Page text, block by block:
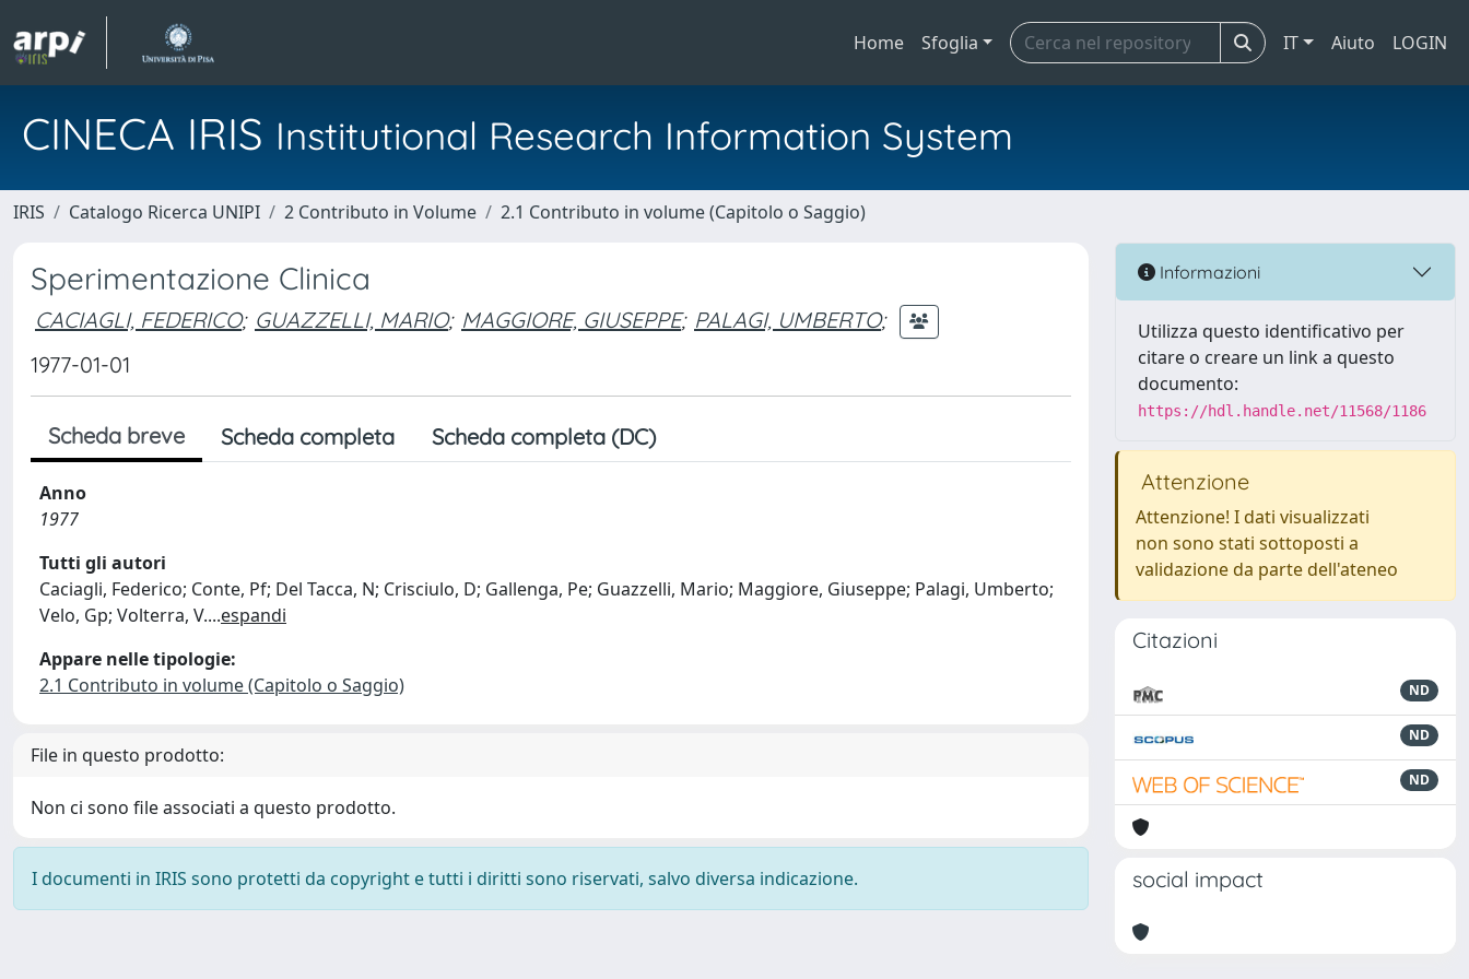
Home Sfoglia IT Aiuto LOGIN
CINECA IRIS Institutional Research Information System
IRIS Catalogo Ricerca UNIPI 2 Contributo in Volume 2.1 Contributo in volume (Capitolo o Saggio)
Sperimentazione Clinica
CACIAGLI, FEDERICO; GUAZZELLI, MARIO; MAGGIORE, GIUSEPPE; PALAGI, UMBERTO;
1977-01-01
Scheda breve Scheda completa Scheda completa (DC)
Anno
1977
Tutti gli autori
Caciagli, Federico; Conte, Pf; Del Tacca, N; Crisciulo, D; Gallenga, Pe; Guazzelli, Mario; Maggiore, Giuseppe; Palagi, Umberto;
Velo, Gp; Volterra, V....espandi
Appare nelle tipologie:
2.1 Contributo in volume (Capitolo o Saggio)
File in questo prodotto:
Non ci sono file associati a questo prodotto.
I documenti in IRIS sono protetti da copyright e tutti i diritti sono riservati, salvo diversa indicazione.
Informazioni
Utilizza questo identificativo per
citare o creare un link a questo
documento:
https://hdl.handle.net/11568/1186
Attenzione
Attenzione! I dati visualizzati
non sono stati sottoposti a
validazione da parte dell'ateneo
Citazioni
ND
ND
ND
social impact